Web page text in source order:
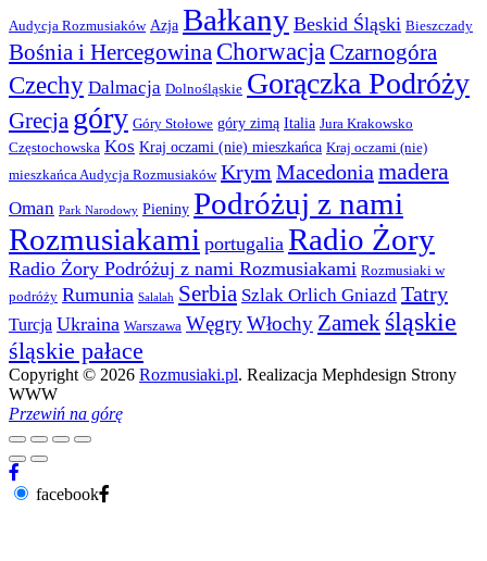
Audycja Rozmusiaków Azja Bałkany Beskid Śląski Bieszczady
Bośnia i Hercegowina Chorwacja Czarnogóra
Czechy Dalmacja Dolnośląskie Gorączka Podróży
Grecja góry Góry Stołowe góry zimą Italia Jura Krakowsko
Częstochowska Kos Kraj oczami (nie) mieszkańca Kraj oczami (nie)
mieszkańca Audycja Rozmusiaków Krym Macedonia madera
Oman Park Narodowy Pieniny Podróżuj z nami
Rozmusiakami portugalia Radio Żory
Radio Żory Podróżuj z nami Rozmusiakami Rozmusiaki w
podróży Rumunia Salalah Serbia Szlak Orlich Gniazd Tatry
Turcja Ukraina Warszawa WęgryWłochy Zamek śląskie
śląskie pałace
Copyright © 2026 Rozmusiaki.pl. Realizacja Mephdesign Strony
WWW
Przewiń na górę
facebook